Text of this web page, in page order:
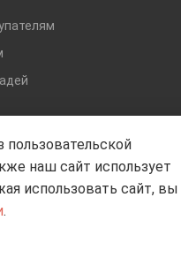
пользовательской
наш сайт использует
использовать сайт, вы
.